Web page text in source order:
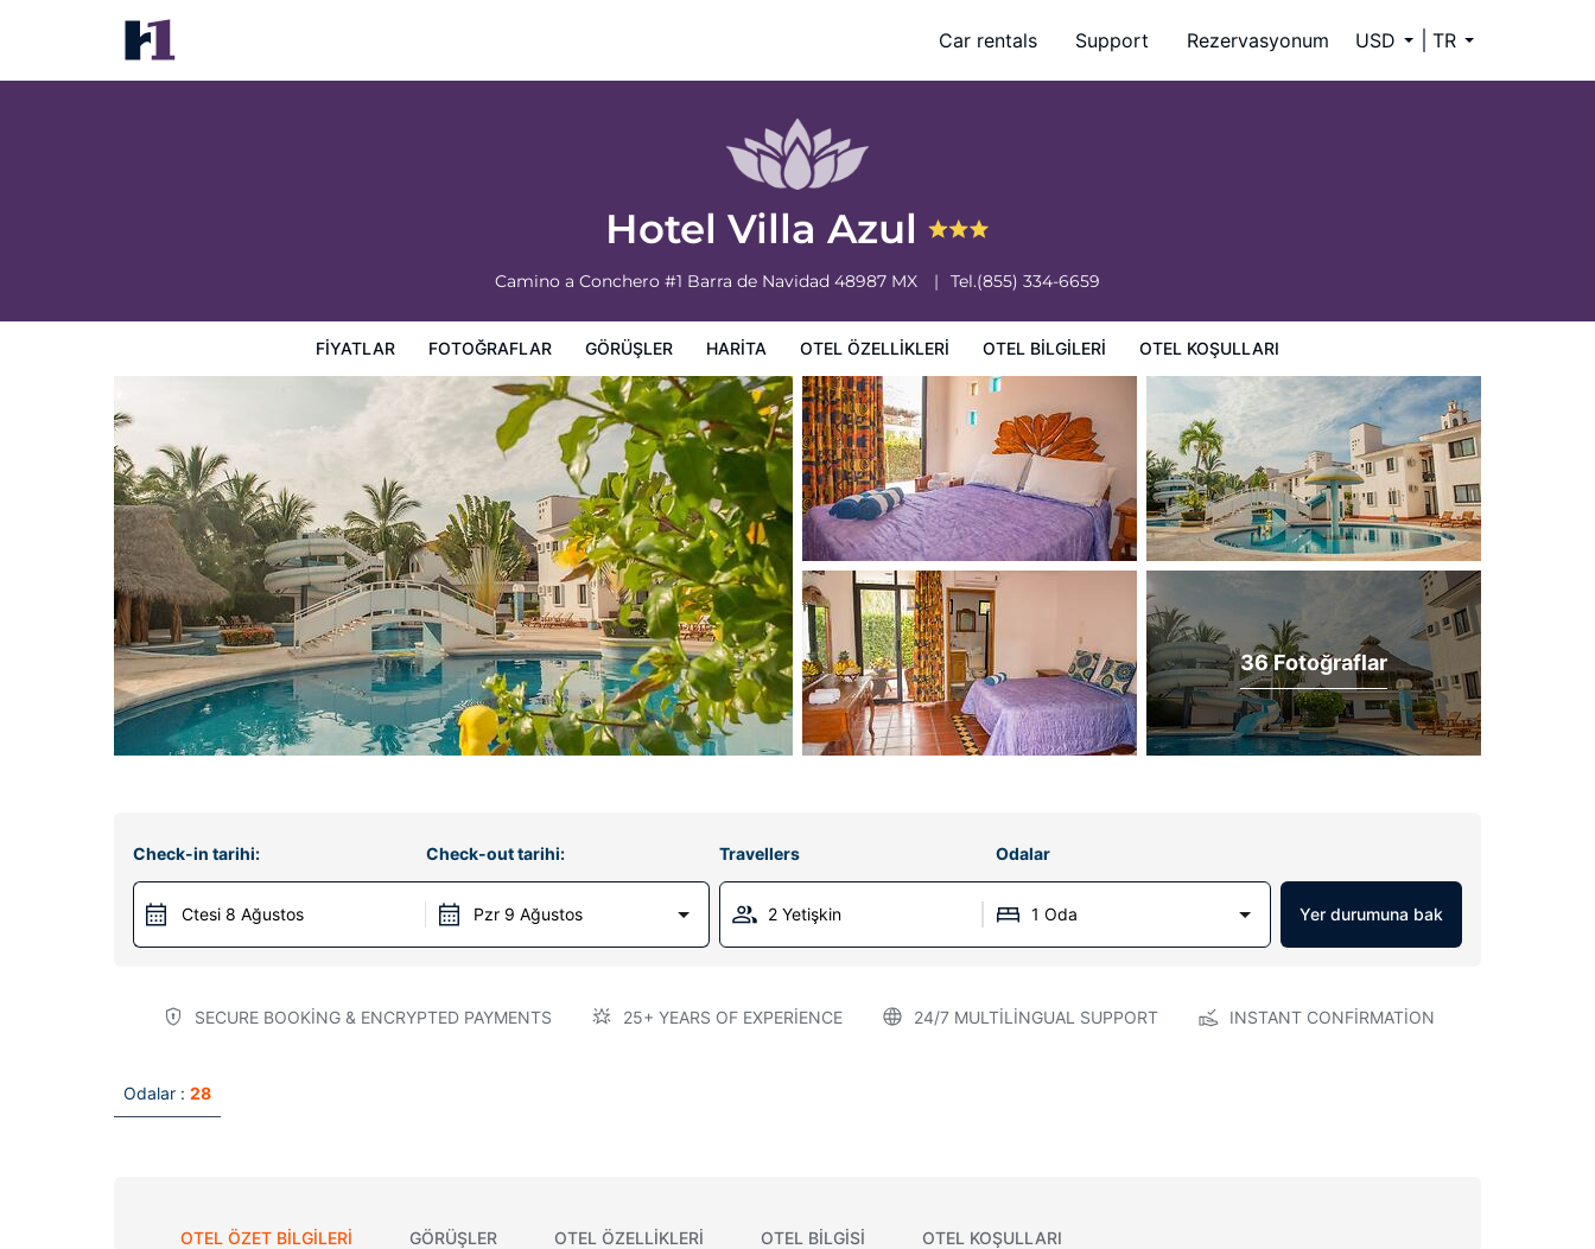
Car rentals Support Rezervasyonum USD TR
Hotel Villa Azul
Camino a Conchero #1 Barra de Navidad 48987 MX Tel.(855) 334-6659
FIYATLAR FOTOĞRAFLAR GÖRÜŞLER HARITA OTEL ÖZELLIKLERI OTEL BILGILERI OTEL KOŞULLARI
Hotel Villa Azul
Fiyatlar
36 Fotoğraflar
Check-in tarihi:
Ctesi 8 Ağustos
Check-out tarihi:
Pzr 9 Ağustos
Travellers Odalar
2 Yetişkin 1 Oda Yer durumuna bak
SECURE BOOKING & ENCRYPTED PAYMENTS 25+ YEARS OF EXPERIENCE 24/7 MULTILINGUAL SUPPORT INSTANT CONFIRMATION
Odalar : 28
OTEL ÖZET BILGILERI GÖRÜŞLER OTEL ÖZELLIKLERI OTEL BILGISI OTEL KOŞULLARI